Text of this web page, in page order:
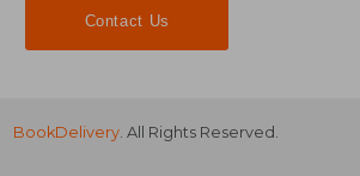
Contact Us
BookDelivery. All Rights Reserved.